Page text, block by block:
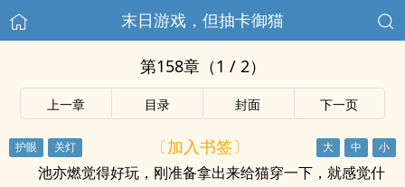
末日游戏，但抽卡御猫
第158章（1 / 2）
上一章 目录 封面 下一页
〔加入书签〕
池亦燃觉得好玩，刚准备拿出来给猫穿一下，就感觉什